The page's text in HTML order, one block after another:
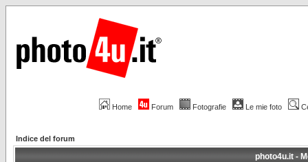
Home Forum Fotografie Le mie foto
Indice del forum
photo4u.it -